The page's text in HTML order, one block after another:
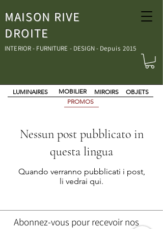
MAISON RIVE
DROITE
INTERIOR - FURNITURE - DESIGN - Depuis 2015
MOBILIER MIROIRS
LUMINAIRES
OBJETS
PROMOS
Nessun post pubblicato in
questa lingua
Quando verranno pubblicati i post,
li vedrai qui.
Abonnez-vous pour recevoir nos